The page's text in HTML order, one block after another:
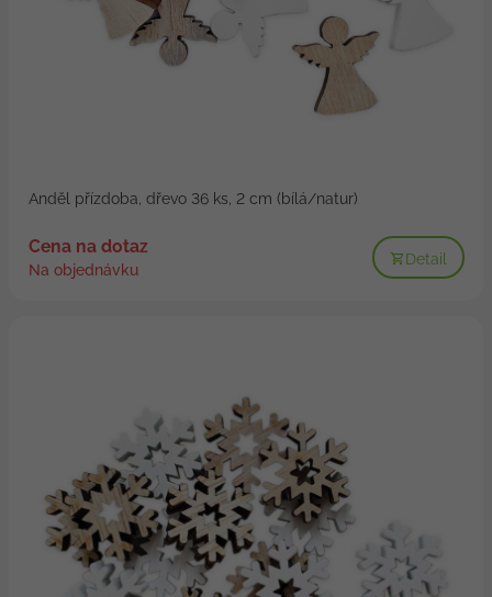
Anděl přízdoba, dřevo 36 ks, 2 cm (bílá/natur)
Cena na dotaz
Na objednávku
Detail